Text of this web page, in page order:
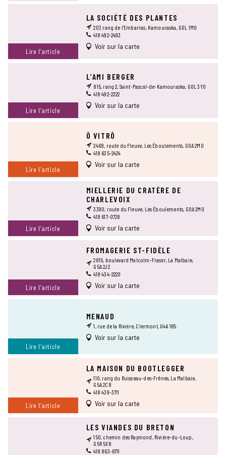
Lire l’article
LA SOCIÉTÉ DES PLANTES
207, rang de l’Embarras, Kamouraska, G0L 1M0
418 492-2493
Voir sur la carte
Lire l’article
L’AMI BERGER
815, rang 2, Saint-Pascal-de-Kamouraska, G0L 3Y0
418 492-2322
Voir sur la carte
Lire l’article
Ô VITRÔ
2468, route du Fleuve, Les Éboulements, G0A 2M0
418 635-2424
Voir sur la carte
Lire l’article
MIELLERIE DU CRATÈRE DE
CHARLEVOIX
3390, route du Fleuve, Les Éboulements, G0A 2M0
418 617-0728
Voir sur la carte
Lire l’article
FROMAGERIE ST-FIDÈLE
2815, boulevard Malcolm-Fraser, La Malbaie,
G5A 2J2
418 434-2220
Voir sur la carte
Lire l’article
MENAUD
1, rue de la Rivière, Clermont, G4A 1B5
Voir sur la carte
Lire l’article
LA MAISON DU BOOTLEGGER
110, rang du Ruisseau-des-Frênes, La Malbaie,
G5A 2C8
418 439-3711
Voir sur la carte
LES VIANDES DU BRETON
150, chemin des Raymond, Rivière-du-Loup,
G5R 5X8
418 863-6711